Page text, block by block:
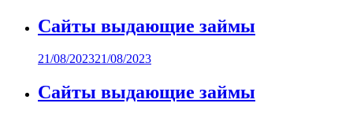
Сайты выдающие займы
21/08/202321/08/2023
Сайты выдающие займы